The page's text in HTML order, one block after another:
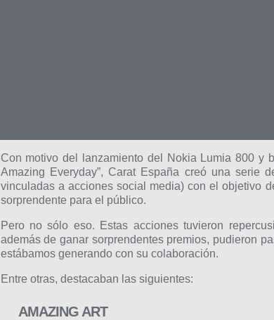
Con motivo del lanzamiento del Nokia Lumia 800 y
Amazing Everyday”, Carat España creó una serie
vinculadas a acciones social media) con el objetivo
sorprendente para el público.
Pero no sólo eso. Estas acciones tuvieron
además de ganar sorprendentes premios, pudieron
estábamos generando con su colaboración.
Entre otras, destacaban las siguientes:
AMAZING ART